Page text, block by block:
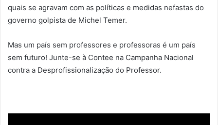
quais se agravam com as políticas e medidas nefastas do
governo golpista de Michel Temer.
Mas um país sem professores e professoras é um país
sem futuro! Junte-se à Contee na Campanha Nacional
contra a Desprofissionalização do Professor.